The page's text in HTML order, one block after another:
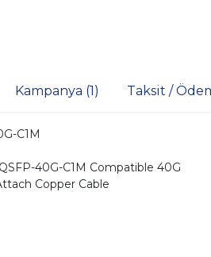
Kampanya (1) Taksit /
C1M
40G-C1M Compatible 40G
Copper Cable